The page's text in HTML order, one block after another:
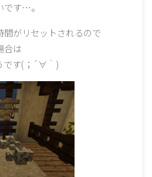
です…。
がリセットされるので
合は
です(；´∀｀)